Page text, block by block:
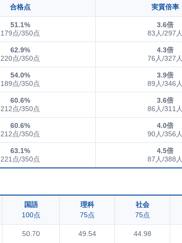
合格点 実質倍率
51.1%
179点/350点
3.6倍
83人/297人
62.9%
220点/350点
4.3倍
76人/327人
54.0%
189点/350点
3.9倍
89人/346人
60.6%
212点/350点
3.6倍
86人/311人
60.6%
212点/350点
4.0倍
90人/356人
63.1%
221点/350点
4.5倍
87人/388人
国語
100点
理科
75点
社会
75点
50.70 49.54 44.98